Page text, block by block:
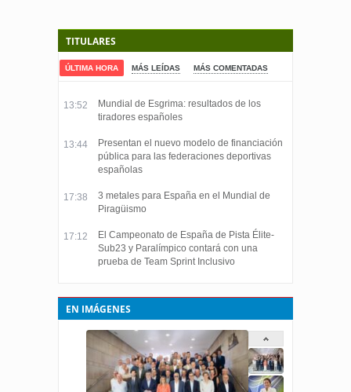
TITULARES
ÚLTIMA HORA MÁS LEÍDAS MÁS COMENTADAS
13:52
Mundial de Esgrima: resultados de los
tiradores españoles
13:44
Presentan el nuevo modelo de financiación
pública para las federaciones deportivas
españolas
17:38
3 metales para España en el Mundial de
Piragüismo
17:12
El Campeonato de España de Pista Élite-
Sub23 y Paralímpico contará con una
prueba de Team Sprint Inclusivo
EN IMÁGENES